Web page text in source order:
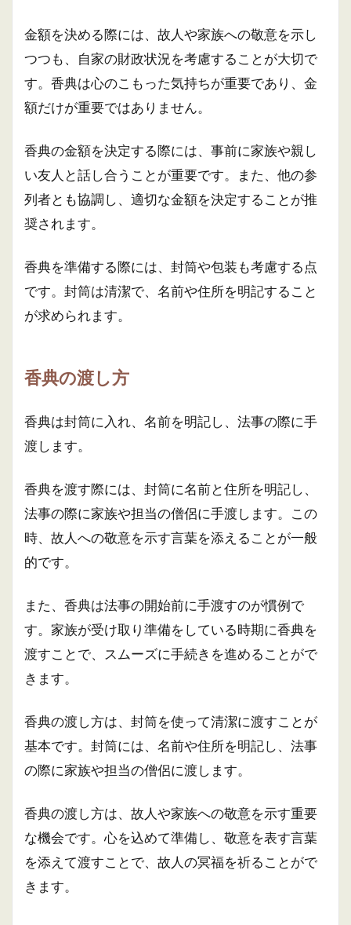
金額を決める際には、故人や家族への敬意を示し
つつも、自家の財政状況を考慮することが大切で
す。香典は心のこもった気持ちが重要であり、金
額だけが重要ではありません。
香典の金額を決定する際には、事前に家族や親し
い友人と話し合うことが重要です。また、他の参
列者とも協調し、適切な金額を決定することが推
奨されます。
香典を準備する際には、封筒や包装も考慮する点
です。封筒は清潔で、名前や住所を明記すること
が求められます。
香典の渡し方
香典は封筒に入れ、名前を明記し、法事の際に手
渡します。
香典を渡す際には、封筒に名前と住所を明記し、
法事の際に家族や担当の僧侶に手渡します。この
時、故人への敬意を示す言葉を添えることが一般
的です。
また、香典は法事の開始前に手渡すのが慣例で
す。家族が受け取り準備をしている時期に香典を
渡すことで、スムーズに手続きを進めることがで
きます。
香典の渡し方は、封筒を使って清潔に渡すことが
基本です。封筒には、名前や住所を明記し、法事
の際に家族や担当の僧侶に渡します。
香典の渡し方は、故人や家族への敬意を示す重要
な機会です。心を込めて準備し、敬意を表す言葉
を添えて渡すことで、故人の冥福を祈ることがで
きます。